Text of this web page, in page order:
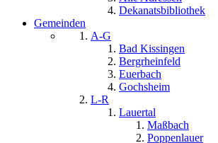
Dekanatsbibliothek
Gemeinden
A-G
Bad Kissingen
Bergrheinfeld
Euerbach
Gochsheim
L-R
Lauertal
Maßbach
Poppenlauer